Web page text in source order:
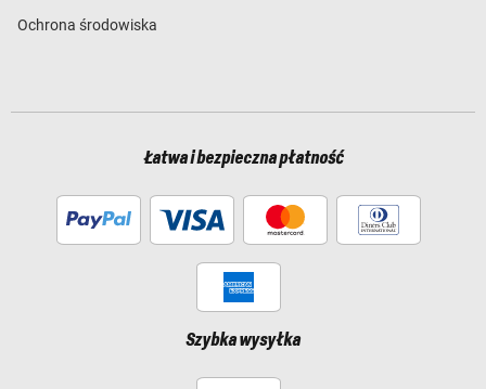
Ochrona środowiska
Łatwa i bezpieczna płatność
Szybka wysyłka